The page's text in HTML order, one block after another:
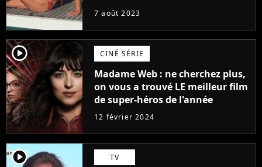
7 août 2023
player2 CINÉ SÉRIE
Madame Web : ne cherchez plus,
on vous a trouvé LE meilleur film
de super-héros de l'année
12 février 2024
player2 TV